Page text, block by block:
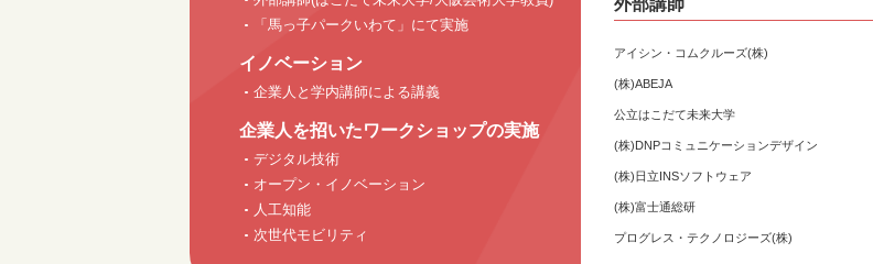
外部講師
アイシン・コムクルーズ(株)
(株)ABEJA
公立はこだて未来大学
(株)DNPコミュニケーションデザイン
(株)日立INSソフトウェア
(株)富士通総研
プログレス・テクノロジーズ(株)
「馬っ子パークいわて」にて実施
イノベーション
企業人と学内講師による講義
企業人を招いたワークショップの実施
デジタル技術
オープン・イノベーション
人工知能
次世代モビリティ